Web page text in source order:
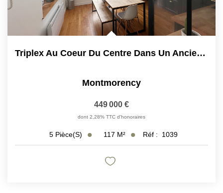
Triplex Au Coeur Du Centre Dans Un Ancien Hotel Particulier
Montmorency
449 000 €
dont 2,28% TTC d'honoraires
5 Pièce(s) 117 M² Réf : 1039